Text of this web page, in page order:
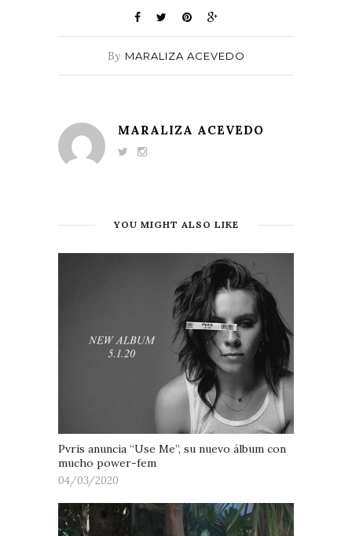
By MARALIZA ACEVEDO
MARALIZA ACEVEDO
YOU MIGHT ALSO LIKE
Pvris anuncia “Use Me”, su nuevo álbum con
mucho power-fem
04/03/2020